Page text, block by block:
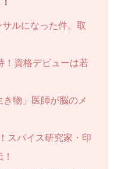
ルになった件。取
資格デビューは若
物」医師が脳のメ
スパイス研究家・印